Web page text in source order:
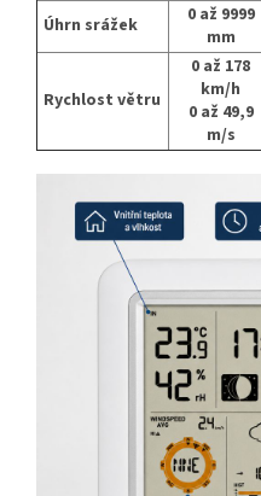
Úhrn srážek
0 až 9999
mm
Rychlost větru
0 až 178
km/h
0 až 49,9
m/s